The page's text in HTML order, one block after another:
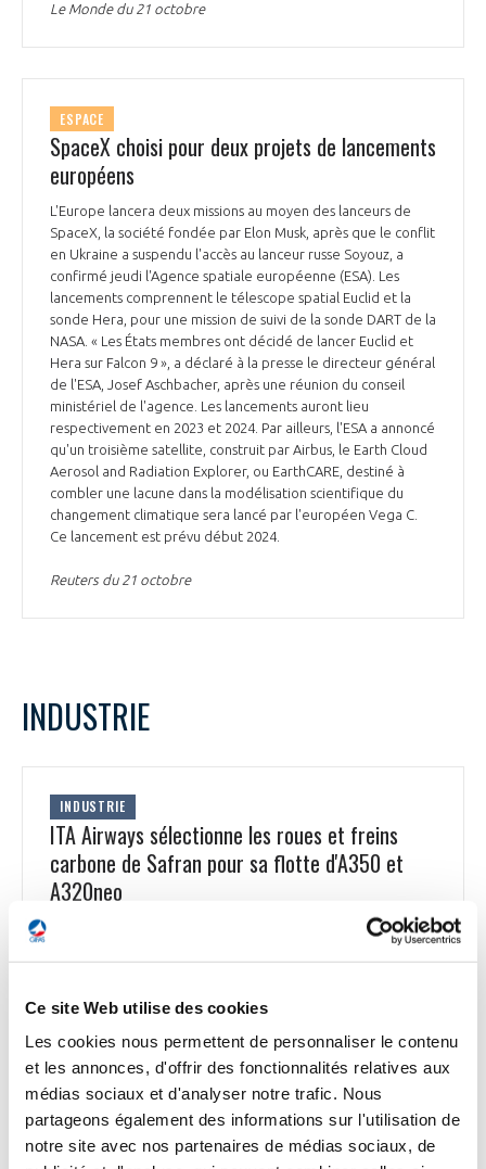
Ce site Web utilise des cookies
Les cookies nous permettent de personnaliser le contenu
et les annonces, d'offrir des fonctionnalités relatives aux
médias sociaux et d'analyser notre trafic. Nous
partageons également des informations sur l'utilisation de
notre site avec nos partenaires de médias sociaux, de
Le Monde du 21 octobre
ESPACE
SpaceX choisi pour deux projets de lancements
européens
L'Europe lancera deux missions au moyen des lanceurs de
SpaceX, la société fondée par Elon Musk, après que le conflit
en Ukraine a suspendu l'accès au lanceur russe Soyouz, a
confirmé jeudi l'Agence spatiale européenne (ESA). Les
lancements comprennent le télescope spatial Euclid et la
sonde Hera, pour une mission de suivi de la sonde DART de la
NASA. « Les États membres ont décidé de lancer Euclid et
Hera sur Falcon 9 », a déclaré à la presse le directeur général
de l'ESA, Josef Aschbacher, après une réunion du conseil
ministériel de l'agence. Les lancements auront lieu
respectivement en 2023 et 2024. Par ailleurs, l'ESA a annoncé
qu'un troisième satellite, construit par Airbus, le Earth Cloud
Aerosol and Radiation Explorer, ou EarthCARE, destiné à
combler une lacune dans la modélisation scientifique du
changement climatique sera lancé par l'européen Vega C.
Ce lancement est prévu début 2024.
Reuters du 21 octobre
INDUSTRIE
INDUSTRIE
ITA Airways sélectionne les roues et freins
carbone de Safran pour sa flotte d'A350 et
A320neo
ITA Airways, la nouvelle compagnie aérienne nationale
italienne, a sélectionné les roues et freins carbone de Safran
pour les A350 et A320neo offrent des gains de masse
significatifs comparativement à la concurrence. Ce faisant, ils
minimiser son empreinte carbone, en lui permettant de
réduire ses émissions de CO2 de l'ordre de 300 tonnes par
an sur l'ensemble de sa flotte. Par ailleurs, grâce à leur
conception, les freins de l'A350 refroidissent plus vite,
offrant un taux de rotation entre deux décollages (TAT) plus